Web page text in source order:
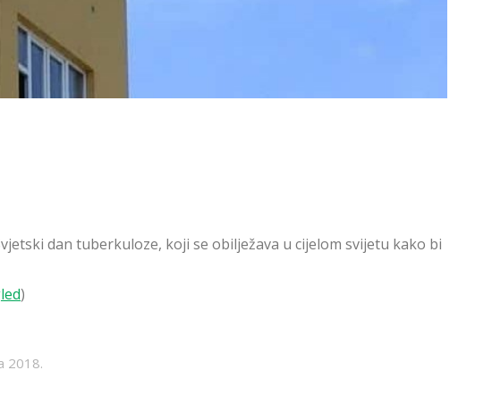
dan tuberkuloze, koji se obilježava u cijelom svijetu kako bi
)
2018.